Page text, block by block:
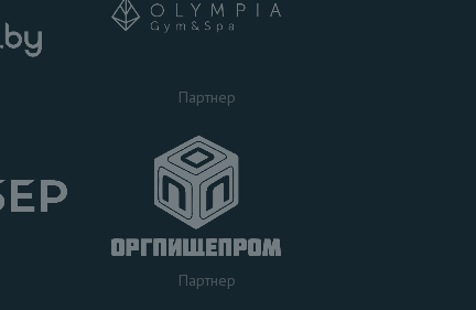
Партнер
Партнер